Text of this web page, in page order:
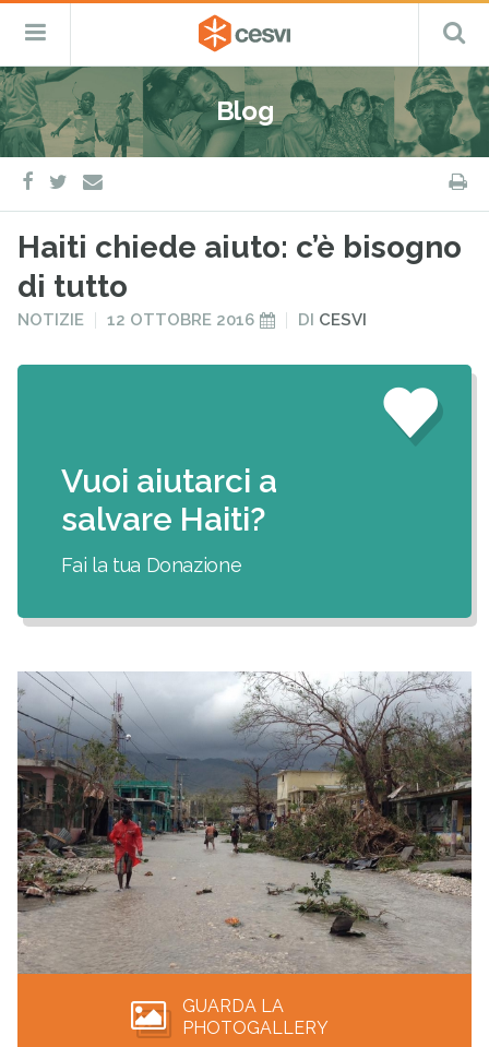
Salta
al
contenuto
CESVI
Fondazione
–
ETS
Cooperazione,
Emergenza
e
Sviluppo
Menu
Blog
facebook
twitter
e-
mail
Haiti chiede aiuto: c’è bisogno
di tutto
PUBBLICATO
NOTIZIE
PUBBLICATO
12 OTTOBRE 2016 DI CESVI
Vuoi aiutarci a
salvare Haiti?
Fai la tua Donazione
GUARDA LA
PHOTOGALLERY